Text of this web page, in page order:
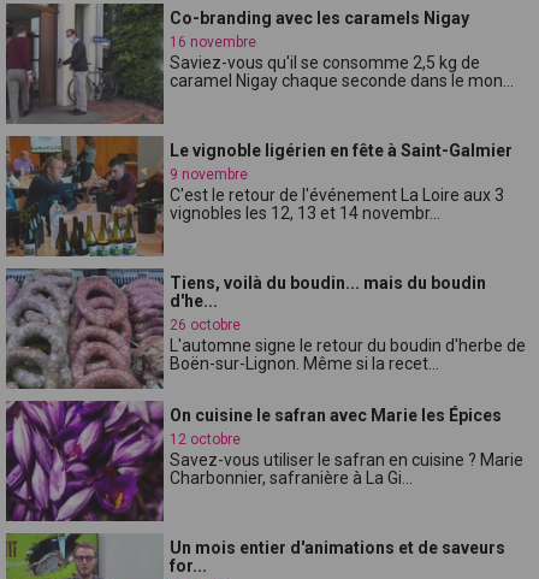
Co-branding avec les caramels Nigay
16 novembre
Saviez-vous qu'il se consomme 2,5 kg de
caramel Nigay chaque seconde dans le mon...
Le vignoble ligérien en fête à Saint-Galmier
9 novembre
C'est le retour de l'événement La Loire aux 3
vignobles les 12, 13 et 14 novembr...
Tiens, voilà du boudin... mais du boudin
d'he...
26 octobre
L'automne signe le retour du boudin d'herbe de
Boën-sur-Lignon. Même si la recet...
On cuisine le safran avec Marie les Épices
12 octobre
Savez-vous utiliser le safran en cuisine ? Marie
Charbonnier, safranière à La Gi...
Un mois entier d'animations et de saveurs
for...